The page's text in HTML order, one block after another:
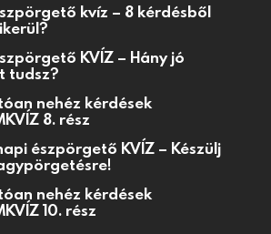
kvíz – 8 kérdésből
KVÍZ – Hány jó
tudsz?
nehéz kérdések
8. rész
észpörgető KVÍZ – Készülj
nehéz kérdések
10. rész